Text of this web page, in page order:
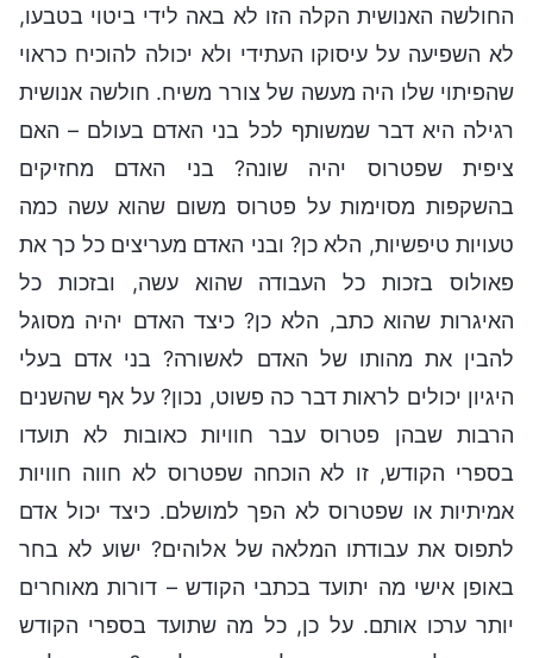
החולשה האנושית הקלה הזו לא באה לידי ביטוי בטבעו,
לא השפיעה על עיסוקו העתידי ולא יכולה להוכיח כראוי
שהפיתוי שלו היה מעשה של צורר משיח. חולשה אנושית
רגילה היא דבר שמשותף לכל בני האדם בעולם – האם
ציפית שפטרוס יהיה שונה? בני האדם מחזיקים
בהשקפות מסוימות על פטרוס משום שהוא עשה כמה
טעויות טיפשיות, הלא כן? ובני האדם מעריצים כל כך את
פאולוס בזכות כל העבודה שהוא עשה, ובזכות כל
האיגרות שהוא כתב, הלא כן? כיצד האדם יהיה מסוגל
להבין את מהותו של האדם לאשורה? בני אדם בעלי
היגיון יכולים לראות דבר כה פשוט, נכון? על אף שהשנים
הרבות שבהן פטרוס עבר חוויות כאובות לא תועדו
בספרי הקודש, זו לא הוכחה שפטרוס לא חווה חוויות
אמיתיות או שפטרוס לא הפך למושלם. כיצד יכול אדם
לתפוס את עבודתו המלאה של אלוהים? ישוע לא בחר
באופן אישי מה יתועד בכתבי הקודש – דורות מאוחרים
יותר ערכו אותם. על כן, כל מה שתועד בספרי הקודש